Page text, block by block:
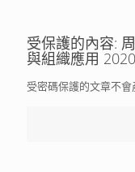
受保護的內容:
與組織應用
受密碼保護的文章不會